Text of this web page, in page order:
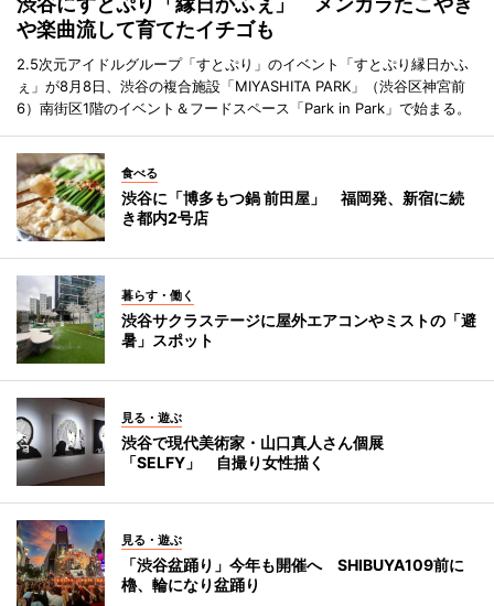
や楽曲流して育てたイチゴも
2.5次元アイドルグループ「すとぷり」のイベント「すとぷり縁日かふ
ぇ」が8月8日、渋谷の複合施設「MIYASHITA PARK」（渋谷区神宮前
6）南街区1階のイベント＆フードスペース「Park in Park」で始まる。
食べる
渋谷に「博多もつ鍋 前田屋」 福岡発、新宿に続
き都内2号店
暮らす・働く
渋谷サクラステージに屋外エアコンやミストの「避
暑」スポット
見る・遊ぶ
渋谷で現代美術家・山口真人さん個展
「SELFY」 自撮り女性描く
見る・遊ぶ
「渋谷盆踊り」今年も開催へ SHIBUYA109前に
櫓、輪になり盆踊り